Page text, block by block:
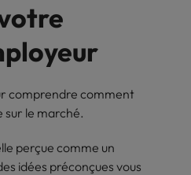
comprendre comment
sur le marché.
perçue comme un
idées préconçues vous